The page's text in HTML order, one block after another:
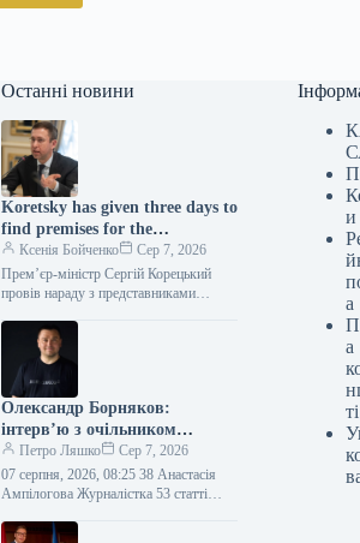
Останні новини
Koretsky has given three days to
find premises for the
decentralization of warehouse
capacities.
Ксенія Бойченко
Сер 7, 2026
Прем’єр-міністр Сергій Корецький
провів нараду з представниками
логістичних компаній, на якій
обговорювалися заходи підтримки
Олександр Борняков:
інтерв’ю з очільником
Наглядової ради Brave1
Петро Ляшко
Сер 7, 2026
07 серпня, 2026, 08:25 38 Анастасія
Ампілогова Журналістка 53 статті
трансформації Олександр Борняков
и
а
а
ті